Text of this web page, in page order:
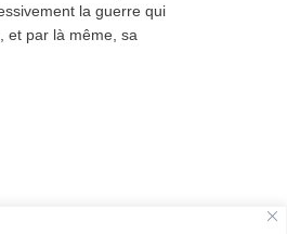
la guerre qui
et par là même, sa